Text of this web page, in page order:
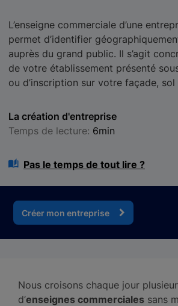
L’enseigne commerciale d’une
permet d’identifier
auprès du grand public. Il s’agit
de votre établissement présenté
ou d’inscription sur votre façade,
La création d'entreprise
Temps de lecture: 6min
Pas le temps de tout lire ?
Créer mon entreprise
Nous croisons chaque jour
d’enseignes commerciales sans